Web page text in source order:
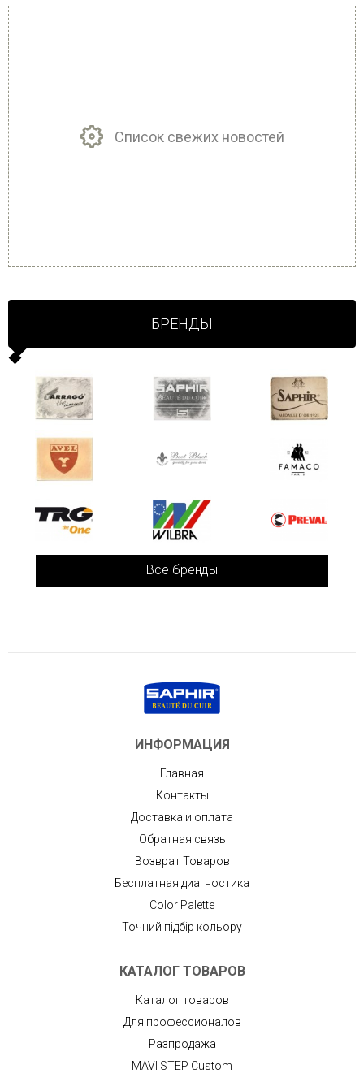
Список свежих новостей
БРЕНДЫ
Все бренды
ИНФОРМАЦИЯ
Главная
Контакты
Доставка и оплата
Обратная связь
Возврат Товаров
Бесплатная диагностика
Color Palette
Точний підбір кольору
КАТАЛОГ ТОВАРОВ
Каталог товаров
Для профессионалов
Разпродажа
MAVI STEP Custom